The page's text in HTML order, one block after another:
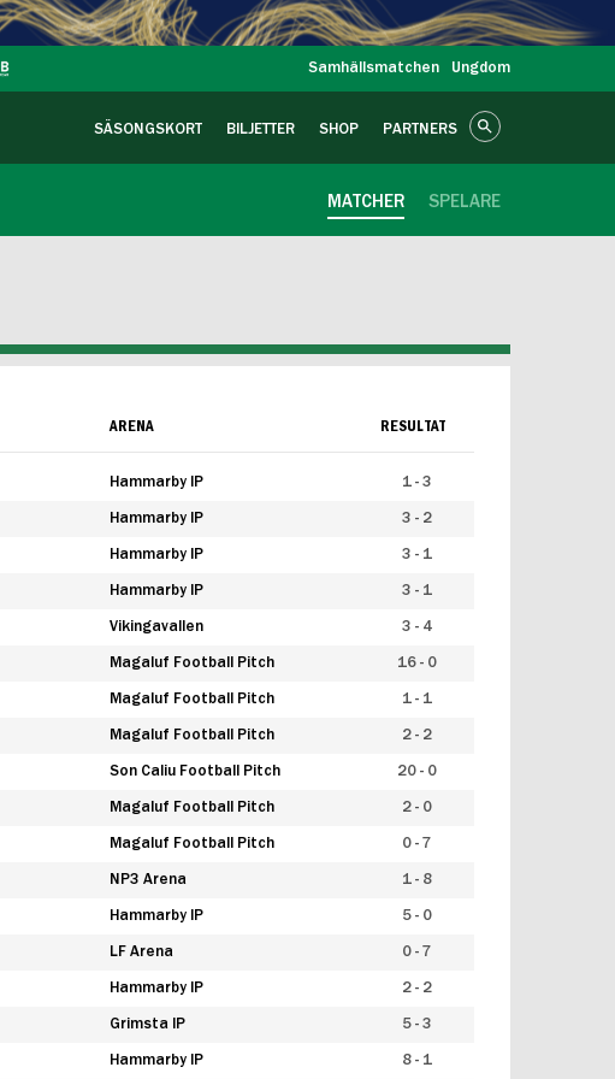
Samhällsmatchen Ungdom
SÄSONGSKORT BILJETTER SHOP PARTNERS
SPELARE
MATCHER
ARENA RESULTAT
Hammarby IP 1 - 3
Hammarby IP 3 - 2
Hammarby IP 3 - 1
Hammarby IP 3 - 1
Vikingavallen 3 - 4
Magaluf Football Pitch 16 - 0
Magaluf Football Pitch 1 - 1
Magaluf Football Pitch 2 - 2
Son Caliu Football Pitch 20 - 0
Magaluf Football Pitch 2 - 0
Magaluf Football Pitch 0 - 7
NP3 Arena 1 - 8
Hammarby IP 5 - 0
LF Arena 0 - 7
Hammarby IP 2 - 2
Grimsta IP 5 - 3
Hammarby IP 8 - 1